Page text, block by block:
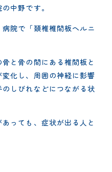
中野です。
院で「頚椎椎間板ヘルニ
と骨の間にある椎間板と
化し、周囲の神経に影響
しびれなどにつながる状
っても、症状が出る人と